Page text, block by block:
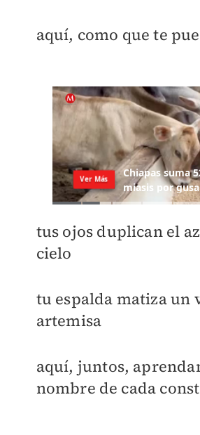
aquí, como que te
tus ojos duplican el
cielo
tu espalda matiza un
artemisa
aquí, juntos,
nombre de cada